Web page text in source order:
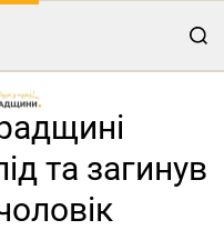
та загинув